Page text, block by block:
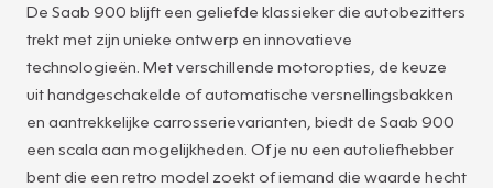
De Saab 900 blijft een geliefde klassieker die autobezitters
trekt met zijn unieke ontwerp en innovatieve
technologieën. Met verschillende motoropties, de keuze
uit handgeschakelde of automatische versnellingsbakken
en aantrekkelijke carrosserievarianten, biedt de Saab 900
een scala aan mogelijkheden. Of je nu een autoliefhebber
bent die een retro model zoekt of iemand die waarde hecht